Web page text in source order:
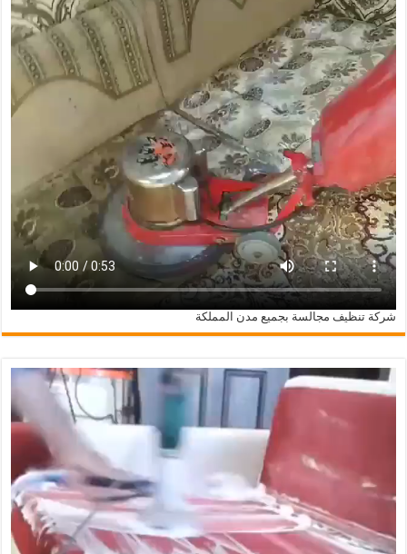
شركة تنظيف مجالسة بجميع مدن المملكة